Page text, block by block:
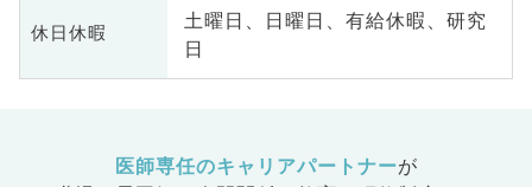
休日休暇
土曜日、日曜日、有給休暇、研究
日
医師専任のキャリアパートナーが